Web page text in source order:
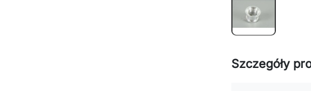
Szczegóły